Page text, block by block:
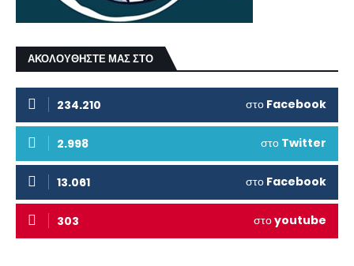
ΑΚΟΛΟΥΘΗΣΤΕ ΜΑΣ ΣΤΟ
234.210 στο Facebook
2.998 στο Twitter
13.061 στο Facebook
303 στοyoutube